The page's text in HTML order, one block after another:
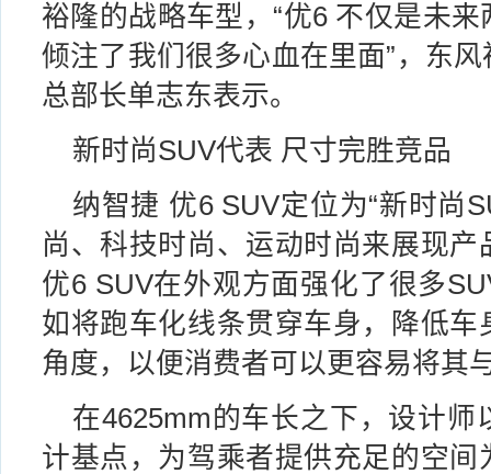
裕隆的战略车型，“优6 不仅是未
倾注了我们很多心血在里面”，东风
总部长单志东表示。
新时尚SUV代表 尺寸完胜竞品
纳智捷 优6 SUV定位为“新时尚
尚、科技时尚、运动时尚来展现
优6 SUV在外观方面强化了很多
如将跑车化线条贯穿车身，降低
角度，以便消费者可以更容易将其
在4625mm的车长之下，设计师
计基点，为驾乘者提供充足的空